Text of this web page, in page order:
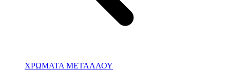
ΧΡΩΜΑΤΑ ΜΕΤΑΛΛΟΥ